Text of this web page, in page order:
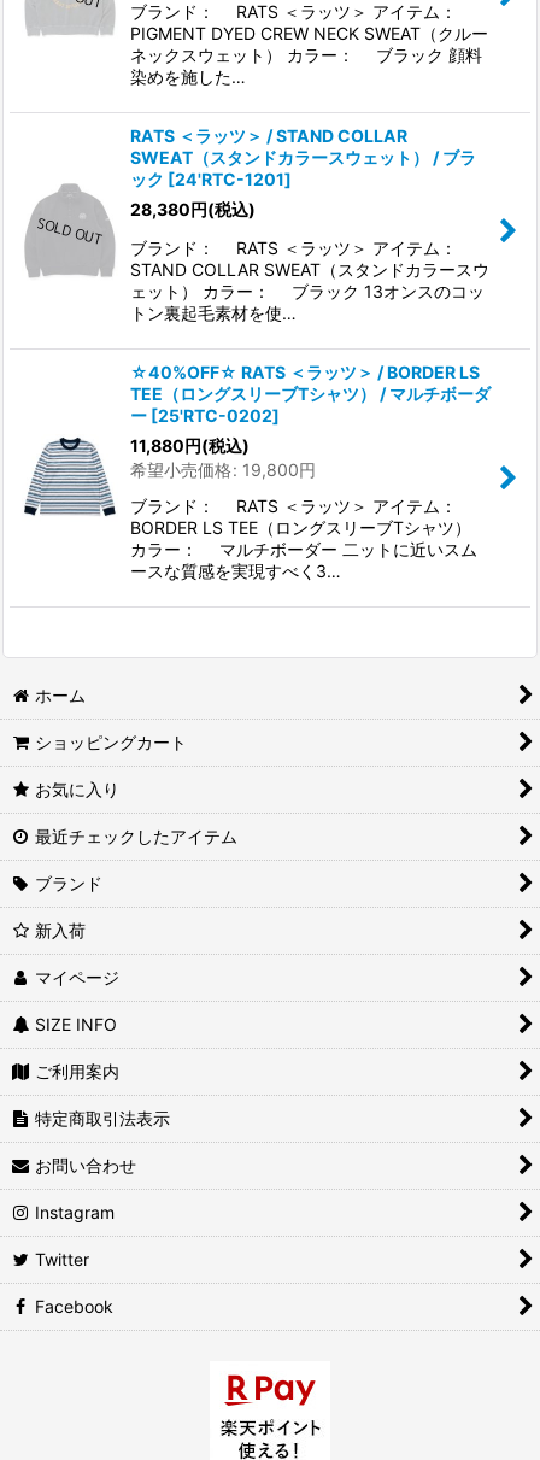
ブランド： RATS ＜ラッツ＞ アイテム：
PIGMENT DYED CREW NECK SWEAT（クルー
ネックスウェット） カラー： ブラック 顔料
染めを施した…
RATS ＜ラッツ＞ / STAND COLLAR
SWEAT（スタンドカラースウェット） / ブラ
ック [24'RTC-1201]
28,380円(税込)
ブランド： RATS ＜ラッツ＞ アイテム：
STAND COLLAR SWEAT（スタンドカラースウ
ェット） カラー： ブラック 13オンスのコッ
トン裏起毛素材を使…
☆40%OFF☆ RATS ＜ラッツ＞ / BORDER LS
TEE（ロングスリーブTシャツ） / マルチボーダ
ー [25'RTC-0202]
11,880円(税込)
希望小売価格: 19,800円
ブランド： RATS ＜ラッツ＞ アイテム：
BORDER LS TEE（ロングスリーブTシャツ）
カラー： マルチボーダー 二ットに近いスム
ースな質感を実現すべく3…
ホーム
ショッピングカート
お気に入り
最近チェックしたアイテム
ブランド
新入荷
マイページ
SIZE INFO
ご利用案内
特定商取引法表示
お問い合わせ
Instagram
Twitter
Facebook